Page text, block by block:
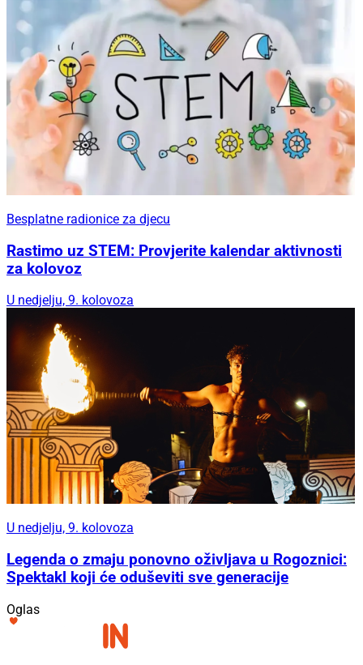
Besplatne radionice za djecu
Rastimo uz STEM: Provjerite kalendar aktivnosti
za kolovoz
U nedjelju, 9. kolovoza
U nedjelju, 9. kolovoza
Legenda o zmaju ponovno oživljava u Rogoznici:
Spektakl koji će oduševiti sve generacije
Oglas